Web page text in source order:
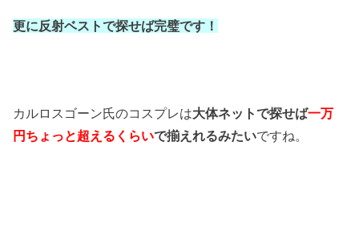
更に反射ベストで探せば完璧です！
カルロスゴーン氏のコスプレは大体ネットで探せば一万
円ちょっと超えるくらいで揃えれるみたいですね。